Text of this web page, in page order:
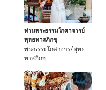
ท่านพระธรรมโกศาจารย์
พุทธทาสภิกขุ
พระธรรมโกศาจารย์พุทธ
ทาสภิกขุ ...
อ่านต่อ